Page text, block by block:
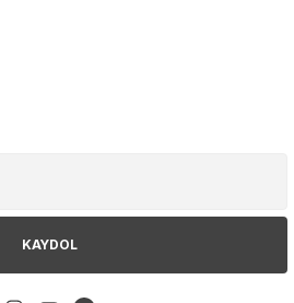
KAYDOL